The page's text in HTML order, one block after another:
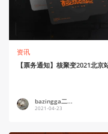
资讯
【票务通知】核聚变2021北
bazingga二...
2021-04-23